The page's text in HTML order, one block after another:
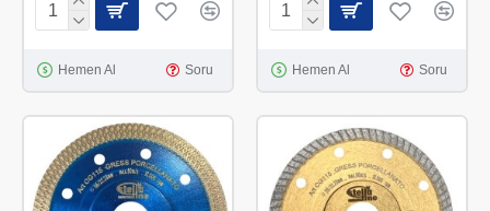
Hemen Al Soru Hemen Al Soru